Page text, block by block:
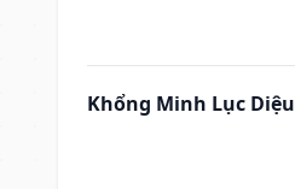
Khổng Minh Lục Diệu